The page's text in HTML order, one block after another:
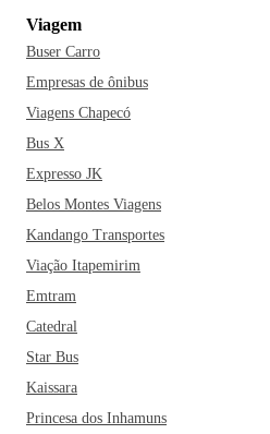
Viagem
Buser Carro
Empresas de ônibus
Viagens Chapecó
Bus X
Expresso JK
Belos Montes Viagens
Kandango Transportes
Viação Itapemirim
Emtram
Catedral
Star Bus
Kaissara
Princesa dos Inhamuns